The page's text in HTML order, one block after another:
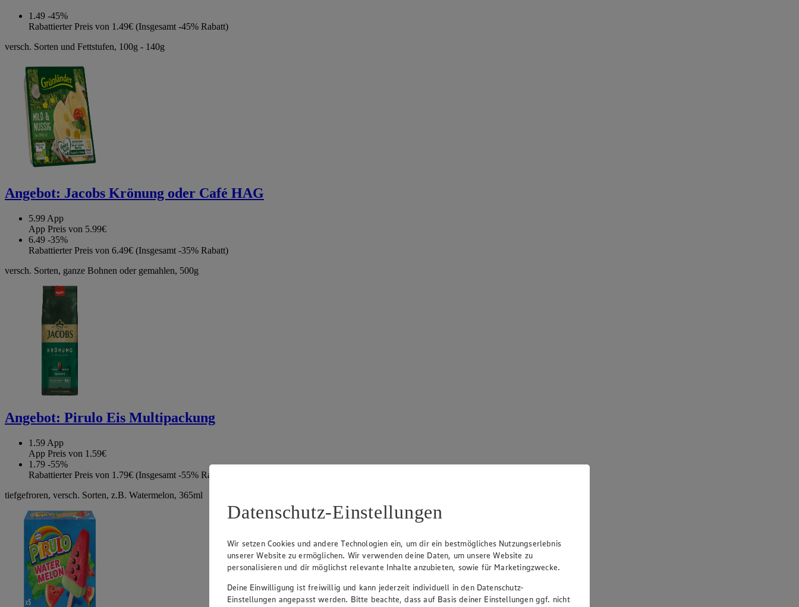
1.49 -45%
Rabattierter Preis von 1.49€ (Insgesamt -45% Rabatt)
versch. Sorten und Fettstufen, 100g - 140g
Angebot: Jacobs Krönung oder Café HAG
5.99 App
App Preis von 5.99€
6.49 -35%
Rabattierter Preis von 6.49€ (Insgesamt -35% Rabatt)
versch. Sorten, ganze Bohnen oder gemahlen, 500g
Angebot: Pirulo Eis Multipackung
1.59 App
App Preis von 1.59€
1.79 -55%
Rabattierter Preis von 1.79€ (Insgesamt -55% Rabatt)
tiefgefroren, versch. Sorten, z.B. Watermelon, 365ml
Datenschutz-Einstellungen
Wir setzen Cookies und andere Technologien ein, um dir ein bestmögliches Nutzungserlebnis
unserer Website zu ermöglichen. Wir verwenden deine Daten, um unsere Website zu
personalisieren und dir möglichst relevante Inhalte anzubieten, sowie für Marketingzwecke.
Deine Einwilligung ist freiwillig und kann jederzeit individuell in den Datenschutz-
Einstellungen angepasst werden. Bitte beachte, dass auf Basis deiner Einstellungen ggf. nicht